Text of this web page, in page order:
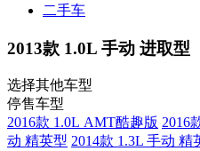
二手车
2013款 1.0L 手动 进取型
选择其他车型
停售车型
2016款 1.0L AMT酷趣版 2016
动 精英型 2014款 1.3L 手动 精